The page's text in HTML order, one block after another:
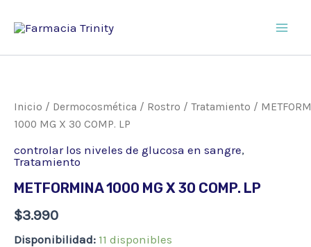
Inicio / Dermocosmética / Rostro / Tratamiento /
1000 MG X 30 COMP. LP
controlar los niveles de glucosa en sangre,
Tratamiento
METFORMINA 1000 MG X 30 COMP. LP
$3.990
Disponibilidad: 11 disponibles